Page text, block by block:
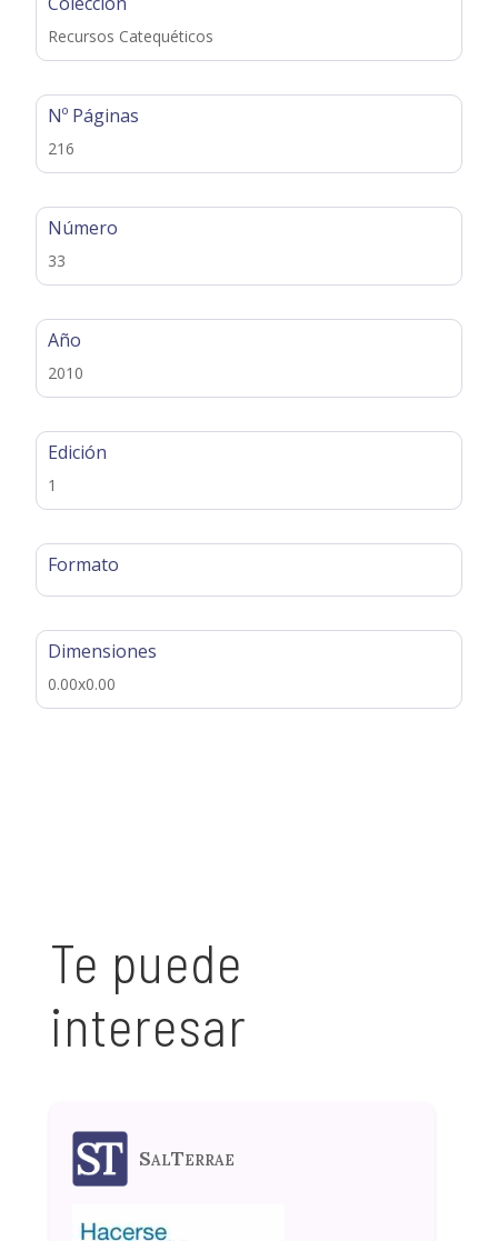
Recursos Catequéticos
Nº Páginas
216
Número
33
Año
2010
Edición
1
Formato
Dimensiones
0.00x0.00
Te puede
interesar
SalTerrae